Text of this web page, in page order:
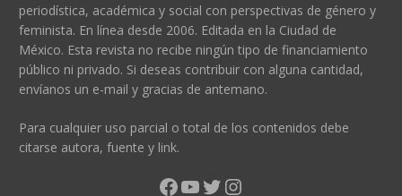
periodística, académica y social con perspectivas de género y
feminista. En línea desde 2006. Editada en la Ciudad de
México. Esta revista no recibe ningún tipo de financiamiento
público ni privado. Si deseas contribuir con alguna cantidad,
envíanos un e-mail y gracias de antemano.
Para cualquier uso parcial o total de los contenidos debe
citarse autora, fuente y link.
Facebook
YouTube
Twitter
Instagram